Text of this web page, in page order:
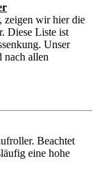
zeigen wir hier die
Diese Liste ist
Unser
nach allen
Beachtet
eine hohe